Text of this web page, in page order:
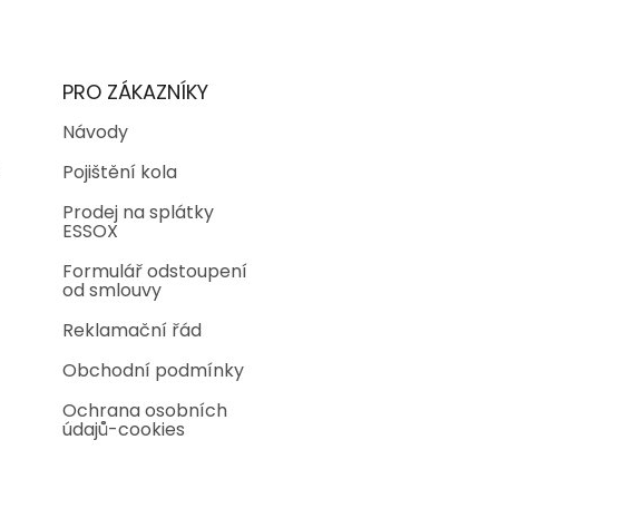
PRO ZÁKAZNÍKY
Návody
Pojištění kola
Prodej na splátky
ESSOX
Formulář odstoupení
od smlouvy
Reklamační řád
Obchodní podmínky
Ochrana osobních
údajů-cookies